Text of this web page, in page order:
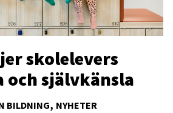
BILDNING NYHETER
skolelevers
och självkänsla